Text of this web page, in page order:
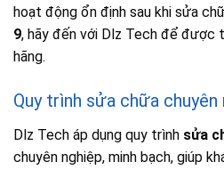
hoạt động ổn định sau khi sửa
9, hãy đến với Dlz Tech để được
hãng.
Quy trình sửa chữa chuyên
Dlz Tech áp dụng quy trình sửa
chuyên nghiệp, minh bạch, giúp